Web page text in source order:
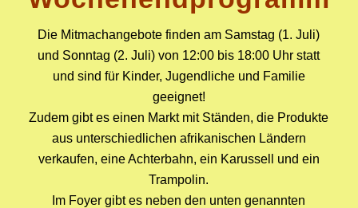
Die Mitmachangebote finden am Samstag (1. Juli)
und Sonntag (2. Juli) von 12:00 bis 18:00 Uhr statt
und sind für Kinder, Jugendliche und Familie
geeignet!
Zudem gibt es einen Markt mit Ständen, die Produkte
aus unterschiedlichen afrikanischen Ländern
verkaufen, eine Achterbahn, ein Karussell und ein
Trampolin.
Im Foyer gibt es neben den unten genannten